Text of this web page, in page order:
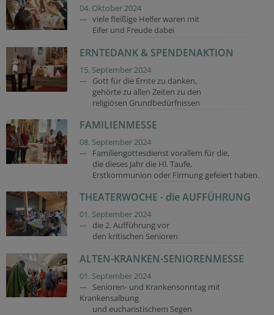
04. Oktober 2024
--- viele fleißige Helfer waren mit
Eifer und Freude dabei
ERNTEDANK & SPENDENAKTION
15. September 2024
--- Gott für die Ernte zu danken,
gehörte zu allen Zeiten zu den
religiösen Grundbedürfnissen
FAMILIENMESSE
08. September 2024
--- Familiengottesdienst vorallem für die,
die dieses Jahr die Hl. Taufe,
Erstkommunion oder Firmung gefeiert haben.
THEATERWOCHE - die AUFFÜHRUNG
01. September 2024
--- die 2. Aufführung vor
den kritischen Senioren
ALTEN-KRANKEN-SENIORENMESSE
01. September 2024
--- Senioren- und Krankensonntag mit
Krankensalbung
und eucharistischem Segen